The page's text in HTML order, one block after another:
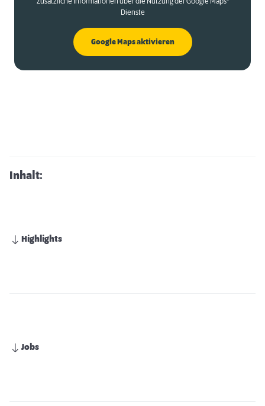
Dienste
Google Maps aktivieren
Inhalt:
Highlights
Jobs